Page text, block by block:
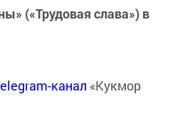
(«Трудовая слава») в
канал «Кукмор